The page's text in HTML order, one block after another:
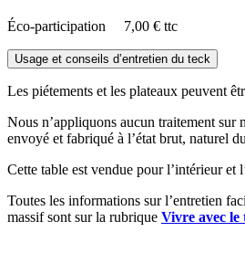
Éco-participation
​7,00 € ttc
Usage et conseils d’entretien du teck
Les piétements et les plateaux peuvent
Nous n’appliquons aucun traitement sur
envoyé et fabriqué à l’état brut, naturel
Cette table est vendue pour l’intérieur et
Toutes les informations sur l’entretien
massif sont sur la rubrique Vivre avec le